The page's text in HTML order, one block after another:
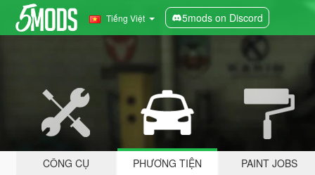
Tiếng Việt 5mods on Discord
CÔNG CỤ PHƯƠNG TIỆN PAINT JOBS